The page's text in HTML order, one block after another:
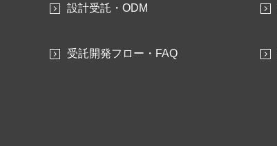
設計受託・ODM
受託開発フロー・FAQ